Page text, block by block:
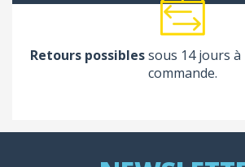
Retours possiblessous 14 jours
commande.